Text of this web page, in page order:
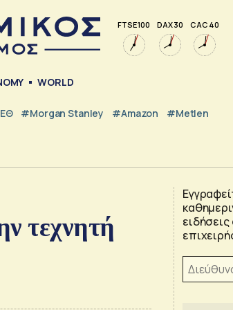
FTSE 100 DAX 30 CAC 40
WORLD
#Morgan Stanley #Amazon #Metlen
τεχνητή